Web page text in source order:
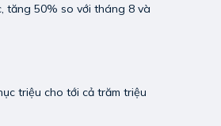
tăng 50% so với tháng 8 và
triệu cho tới cả trăm triệu